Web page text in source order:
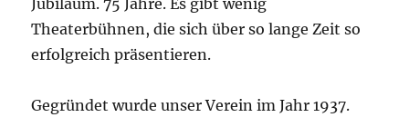
Jubiläum. 75 Jahre. Es gibt wenig
Theaterbühnen, die sich über so lange Zeit so
erfolgreich präsentieren.
Gegründet wurde unser Verein im Jahr 1937.